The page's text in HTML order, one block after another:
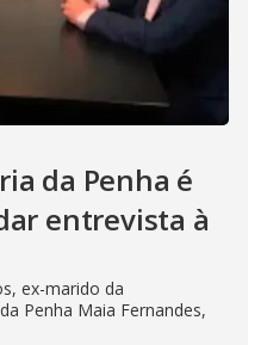
da Penha é
entrevista à
ex-marido da
Penha Maia Fernandes,